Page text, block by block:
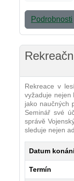
Podrobnosti
Rekreace v
vyžaduje
jako naučných
Seminář své
správě
sleduje nejen
Datum
Termín